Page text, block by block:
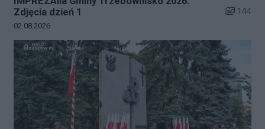
Zdjęcia dzień 1
Liczba
144
Data dodania galerii:
02.08.2026